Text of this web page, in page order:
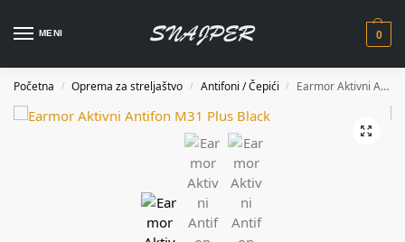
MENI 0
Početna / Oprema za streljaštvo / Antifoni / Čepići / Earmor Aktivni Antifon M31 Plus Black